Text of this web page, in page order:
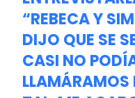
“REBECA Y
DIJO QUE SE
CASI NO
LLAMÁRAMOS